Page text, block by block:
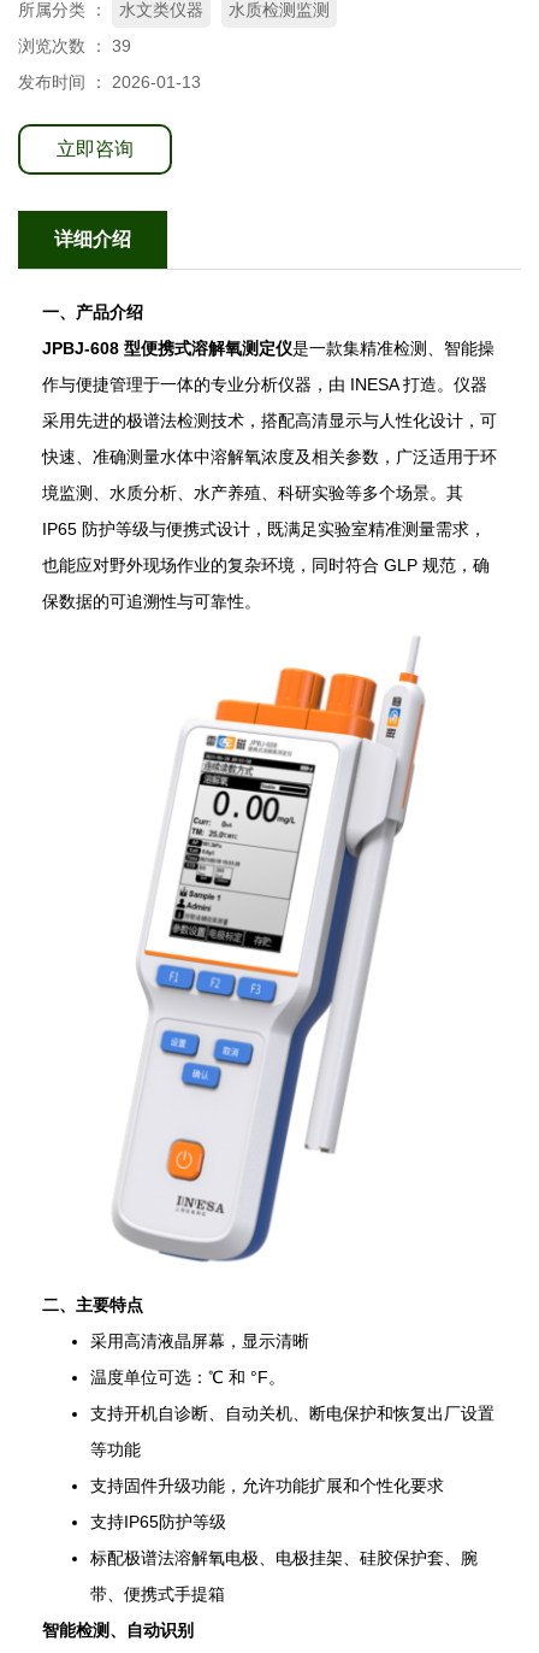
所属分类 ： 水文类仪器
水质检测监测
浏览次数 ： 39
发布时间 ： 2026-01-13
立即咨询
详细介绍
一、产品介绍
JPBJ-608 型便携式溶解氧测定仪是一款集精准检测、智能操
作与便捷管理于一体的专业分析仪器，由 INESA 打造。仪器
采用先进的极谱法检测技术，搭配高清显示与人性化设计，可
快速、准确测量水体中溶解氧浓度及相关参数，广泛适用于环
境监测、水质分析、水产养殖、科研实验等多个场景。其
IP65 防护等级与便携式设计，既满足实验室精准测量需求，
也能应对野外现场作业的复杂环境，同时符合 GLP 规范，确
保数据的可追溯性与可靠性。
二、主要特点
采用高清液晶屏幕，显示清晰
温度单位可选：℃ 和 °F。
支持开机自诊断、自动关机、断电保护和恢复出厂设置
等功能
支持固件升级功能，允许功能扩展和个性化要求
支持IP65防护等级
标配极谱法溶解氧电极、电极挂架、硅胶保护套、腕
带、便携式手提箱
智能检测、自动识别